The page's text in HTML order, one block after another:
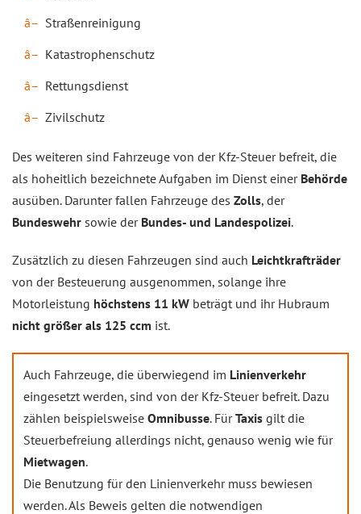
Straßenreinigung
Katastrophenschutz
Rettungsdienst
Zivilschutz
Des weiteren sind Fahrzeuge von der Kfz-Steuer befreit, die
als hoheitlich bezeichnete Aufgaben im Dienst einer Behörde
ausüben. Darunter fallen Fahrzeuge des Zolls, der
Bundeswehr sowie der Bundes- und Landespolizei.
Zusätzlich zu diesen Fahrzeugen sind auch Leichtkrafträder
von der Besteuerung ausgenommen, solange ihre
Motorleistung höchstens 11 kW beträgt und ihr Hubraum
nicht größer als 125 ccm ist.
Auch Fahrzeuge, die überwiegend im Linienverkehr
eingesetzt werden, sind von der Kfz-Steuer befreit. Dazu
zählen beispielsweise Omnibusse. FürTaxis gilt die
Steuerbefreiung allerdings nicht, genauso wenig wie für
Mietwagen.
Die Benutzung für den Linienverkehr muss bewiesen
werden. Als Beweis gelten die notwendigen